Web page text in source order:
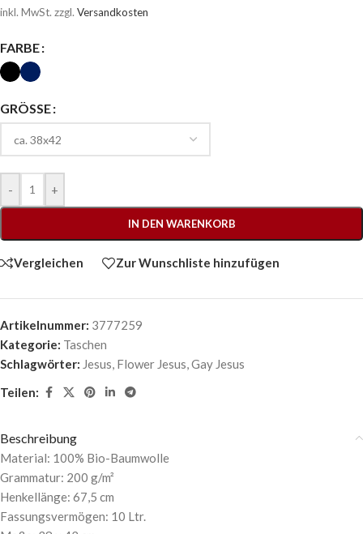
inkl. MwSt. zzgl. Versandkosten
FARBE
GRÖSSE
- +
IN DEN WARENKORB
Vergleichen Zur Wunschliste hinzufügen
Artikelnummer: 3777259
Kategorie: Taschen
Schlagwörter: Jesus, Flower Jesus,Gay Jesus
Teilen:
Beschreibung
Material: 100% Bio-Baumwolle
Grammatur: 200 g/m²
Henkellänge: 67,5 cm
Fassungsvermögen: 10 Ltr.